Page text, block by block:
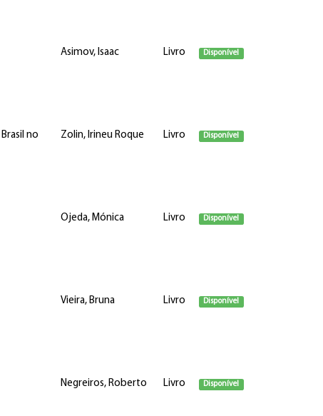
Asimov, Isaac Livro Disponível
no
Zolin, Irineu Roque Livro Disponível
Ojeda, Mónica Livro Disponível
Vieira, Bruna Livro Disponível
Negreiros, Roberto Livro Disponível